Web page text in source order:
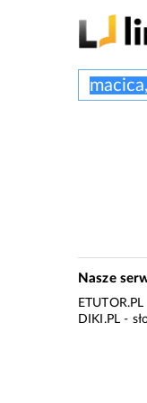
Nasze
ETUTOR.PL
DIKI.PL -